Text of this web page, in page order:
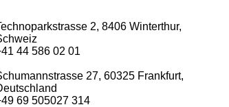
2, 8406 Winterthur,
44 586 02 01
27, 60325 Frankfurt,
69 505027 314​